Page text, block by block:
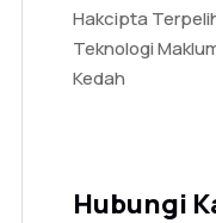
Hakcipta
Teknologi
Kedah
Hubungi